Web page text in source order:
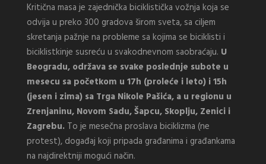
Kritična masa je zajednička biciklistička vožnja koja se
odvija u preko 300 gradova širom sveta, sa ciljem
skretanja pažnje na probleme sa kojima se biciklisti i
biciklistkinje susreću u svakodnevnom saobraćaju. U
Beogradu, održava se svake poslednje subote u
mesecu sa početkom u 17h (proleće i leto) i 15h
(jesen i zima) sa Trga Nikole Pašića, a u regionu u
Zrenjaninu, Novom Sadu, Šapcu, Skoplju, Zenici i
Zagrebu. To je mesečna proslava biciklizma (ne
protest), događaj koji pripada građanima i građankama
na najdirektniji mogući način.